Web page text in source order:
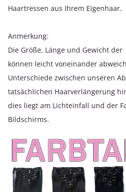
Haartressen aus Ihrem Eigenhaar.
Anmerkung:
Die Größe, Länge und Gewicht
können leicht voneinander
Unterschiede zwischen unseren
tatsächlichen Haarverlängerung
dies liegt am Lichteinfall und der
Bildschirms.